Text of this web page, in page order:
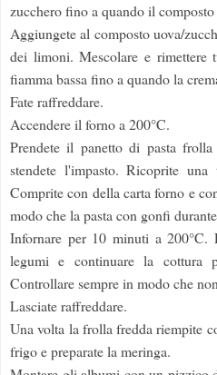
zucchero fino a quando il
Aggiungete al composto uova/
dei limoni. Mescolare e rimettere
fiamma bassa fino a quando la
Fate raffreddare.
Accendere il forno a 200°C.
Prendete il panetto di pasta
stendete l'impasto. Ricoprite
Comprite con della carta forno e
modo che la pasta con gonfi
Infornare per 10 minuti a
legumi e continuare la cottura
Controllare sempre in modo che
Lasciate raffreddare.
Una volta la frolla fredda riempite
frigo e preparate la meringa.